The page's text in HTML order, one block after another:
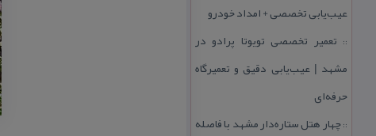
عیب‌یابی تخصصی + امداد خودرو
:: تعمیر تخصصی تویوتا پرادو در
مشهد | عیب‌یابی دقیق و تعمیرگاه
حرفه‌ای
::چهار هتل‌ ستاره‌دار مشهد با فاصله